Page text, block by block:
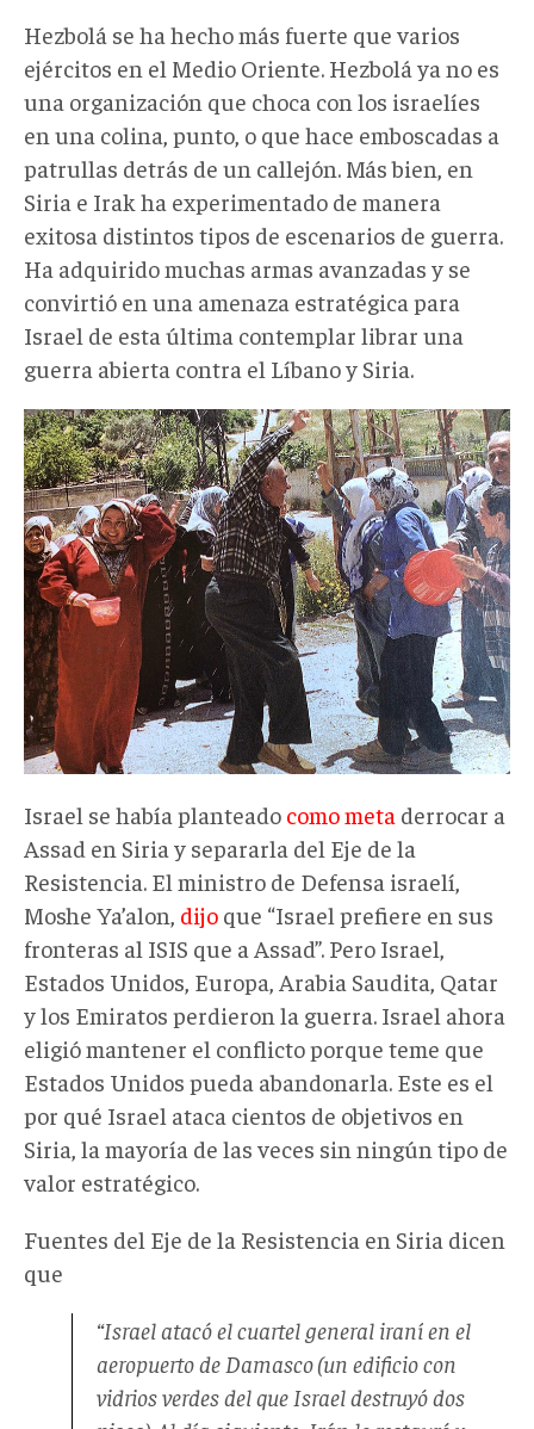
Hezbolá se ha hecho más fuerte que varios
ejércitos en el Medio Oriente. Hezbolá ya no es
una organización que choca con los israelíes
en una colina, punto, o que hace emboscadas a
patrullas detrás de un callejón. Más bien, en
Siria e Irak ha experimentado de manera
exitosa distintos tipos de escenarios de guerra.
Ha adquirido muchas armas avanzadas y se
convirtió en una amenaza estratégica para
Israel de esta última contemplar librar una
guerra abierta contra el Líbano y Siria.
Israel se había planteado como meta derrocar a
Assad en Siria y separarla del Eje de la
Resistencia. El ministro de Defensa israelí,
Moshe Ya’alon, dijo que “Israel prefiere en sus
fronteras al ISIS que a Assad”. Pero Israel,
Estados Unidos, Europa, Arabia Saudita, Qatar
y los Emiratos perdieron la guerra. Israel ahora
eligió mantener el conflicto porque teme que
Estados Unidos pueda abandonarla. Este es el
por qué Israel ataca cientos de objetivos en
Siria, la mayoría de las veces sin ningún tipo de
valor estratégico.
Fuentes del Eje de la Resistencia en Siria dicen
que
“Israel atacó el cuartel general iraní en el
aeropuerto de Damasco (un edificio con
vidrios verdes del que Israel destruyó dos